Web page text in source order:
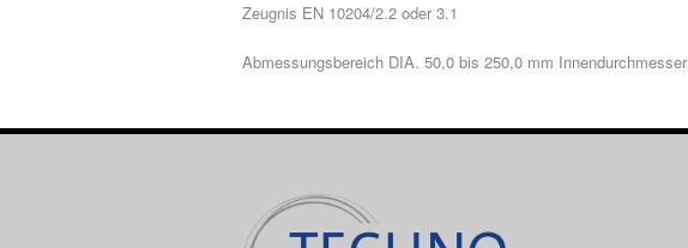
Zeugnis EN 10204/2.2 oder 3.1
Abmessungsbereich DIA. 50,0 bis 250,0 mm Innendurchmesser